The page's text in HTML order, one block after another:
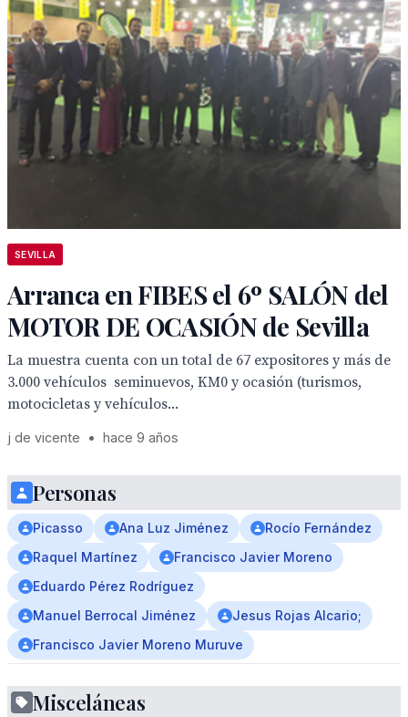
SEVILLA
Arranca en FIBES el 6º SALÓN del
MOTOR DE OCASIÓN de Sevilla
La muestra cuenta con un total de 67 expositores y más de
3.000 vehículos seminuevos, KM0 y ocasión (turismos,
motocicletas y vehículos...
j de vicente • hace 9 años
Personas
Picasso Ana Luz Jiménez
Rocío Fernández
Raquel Martínez
Francisco Javier Moreno
Eduardo Pérez Rodríguez
Manuel Berrocal Jiménez
Jesus Rojas Alcario;
Francisco Javier Moreno Muruve
Misceláneas